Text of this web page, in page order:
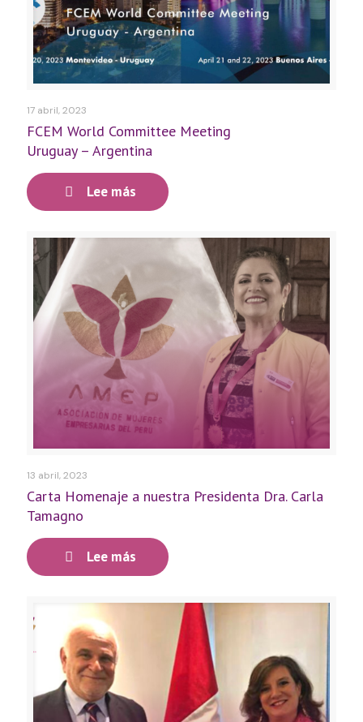
17 abril, 2023
FCEM World Committee Meeting
Uruguay – Argentina
Lee más
13 abril, 2023
Carta Homenaje a nuestra Presidenta Dra. Carla
Tamagno
Lee más